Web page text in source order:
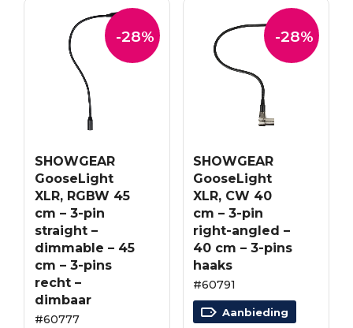
-28%
SHOWGEAR
GooseLight
XLR, RGBW 45
cm – 3-pin
straight –
dimmable – 45
cm – 3-pins
recht –
dimbaar
#60777
-28%
SHOWGEAR
GooseLight
XLR, CW 40
cm – 3-pin
right-angled –
40 cm – 3-pins
haaks
#60791
Aanbieding